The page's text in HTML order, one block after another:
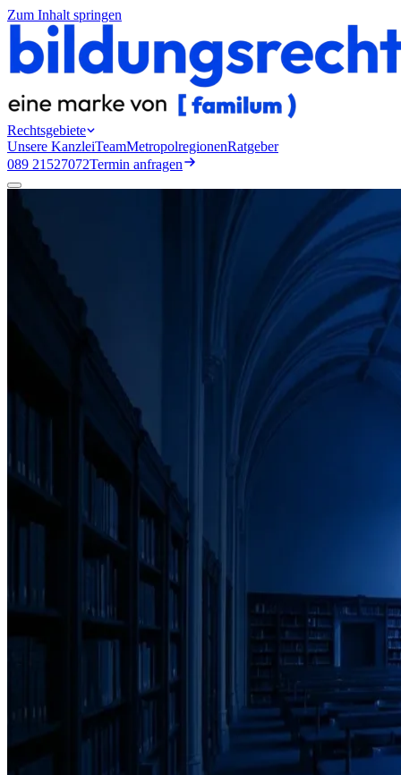
Zum Inhalt springen
Rechtsgebiete
Unsere KanzleiTeamMetropolregionenRatgeber
089 21527072Termin anfragen